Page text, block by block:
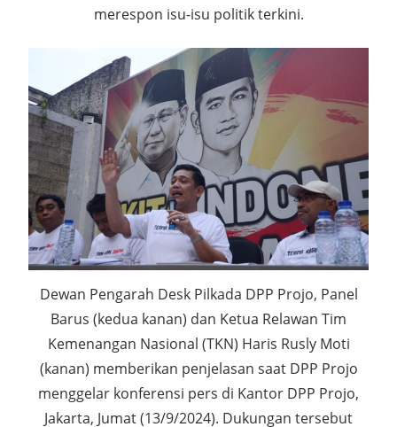
merespon isu-isu politik terkini.
Dewan Pengarah Desk Pilkada DPP Projo, Panel
Barus (kedua kanan) dan Ketua Relawan Tim
Kemenangan Nasional (TKN) Haris Rusly Moti
(kanan) memberikan penjelasan saat DPP Projo
menggelar konferensi pers di Kantor DPP Projo,
Jakarta, Jumat (13/9/2024). Dukungan tersebut